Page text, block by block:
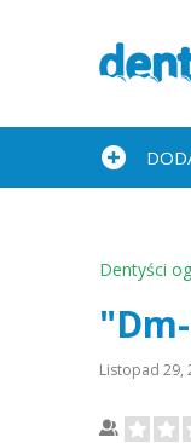
Dentyści
Listopad 29,